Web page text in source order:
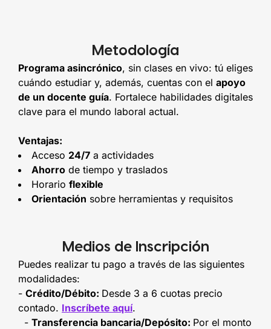
Metodología
Programa asincrónico, sin clases en vivo: tú eliges
cuándo estudiar y, además, cuentas con el apoyo
de un docente guía. Fortalece habilidades digitales
clave para el mundo laboral actual.
Ventajas:
Acceso 24/7 a actividades
Ahorro de tiempo y traslados
Horario flexible
Orientación sobre herramientas y requisitos
Medios de Inscripción
Puedes realizar tu pago a través de las siguientes
modalidades:
- Crédito/Débito: Desde 3 a 6 cuotas precio
contado. Inscríbete aquí.
- Transferencia bancaria/Depósito: Por el monto